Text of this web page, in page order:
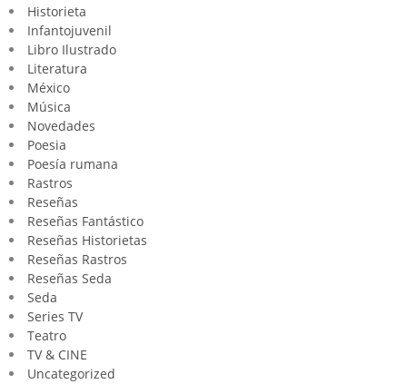
Historieta
Infantojuvenil
Libro Ilustrado
Literatura
México
Música
Novedades
Poesia
Poesía rumana
Rastros
Reseñas
Reseñas Fantástico
Reseñas Historietas
Reseñas Rastros
Reseñas Seda
Seda
Series TV
Teatro
TV & CINE
Uncategorized